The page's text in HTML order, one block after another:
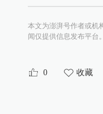
本文为澎湃号作者或机
闻仅提供信息发布平台
0 收藏